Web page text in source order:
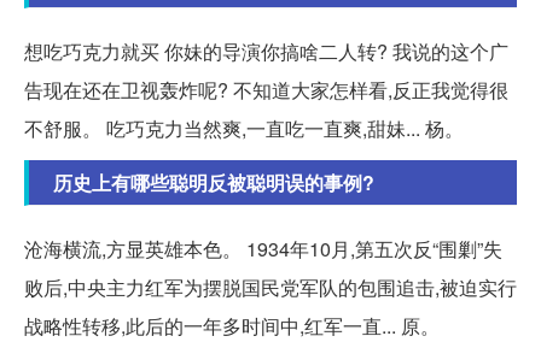
想吃巧克力就买 你妹的导演你搞啥二人转? 我说的这个广
告现在还在卫视轰炸呢? 不知道大家怎样看,反正我觉得很
不舒服。 吃巧克力当然爽,一直吃一直爽,甜妹... 杨。
历史上有哪些聪明反被聪明误的事例?
沧海横流,方显英雄本色。 1934年10月,第五次反“围剿”失
败后,中央主力红军为摆脱国民党军队的包围追击,被迫实行
战略性转移,此后的一年多时间中,红军一直... 原。